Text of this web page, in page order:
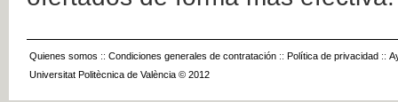
Quienes somos :: Condiciones generales de contratación :: Política de privacidad ::
Universitat Politècnica de València © 2012